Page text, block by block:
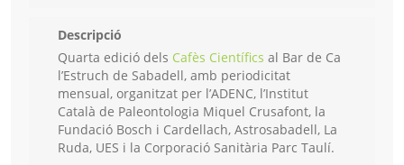
Descripció
Quarta edició dels Cafès Científics al Bar de Ca
l’Estruch de Sabadell, amb periodicitat
mensual, organitzat per l’ADENC, l’Institut
Català de Paleontologia Miquel Crusafont, la
Fundació Bosch i Cardellach, Astrosabadell, La
Ruda, UES i la Corporació Sanitària Parc Taulí.